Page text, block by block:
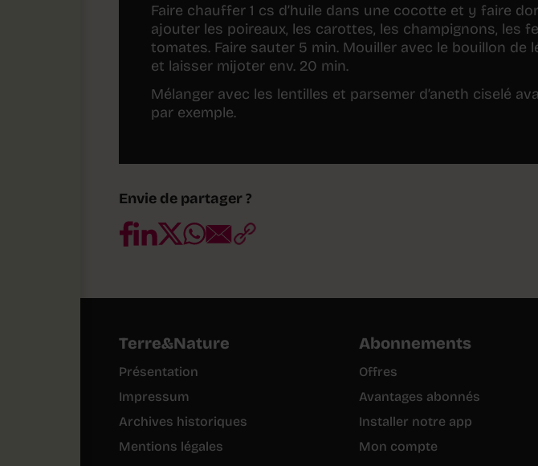
Faire chauffer 1 cs d’huile dans une cocotte et y faire
ajouter les poireaux, les carottes, les champignons, les
tomates. Faire sauter 5 min. Mouiller avec le bouillon de
et laisser mijoter env. 20 min.
Mélanger avec les lentilles et parsemer d’aneth ciselé
par exemple.
Envie de partager ?
Terre&Nature
Présentation
Impressum
Archives historiques
Mentions légales
Abonnements
Offres
Avantages abonnés
Installer notre app
Mon compte